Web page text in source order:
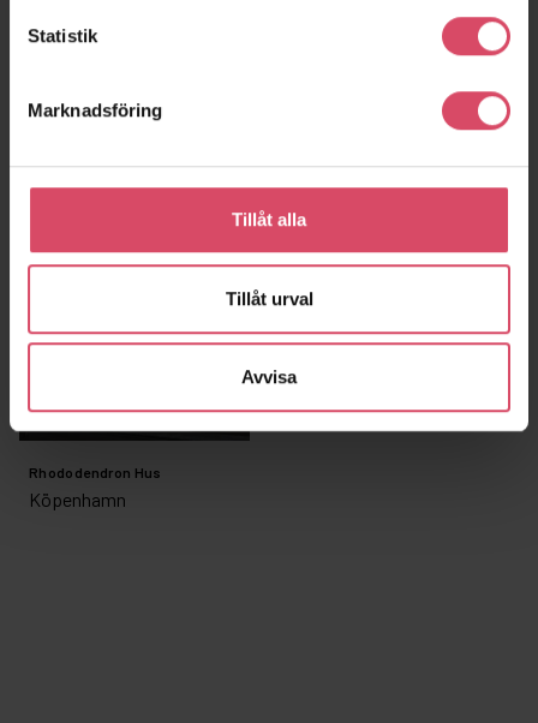
Statistik
Marknadsföring
Tillåt alla
Tillåt urval
Avvisa
Foajén
Rhododendron Hus
Köpenhamn